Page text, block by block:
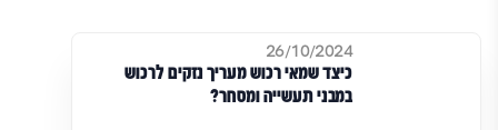
26/10/2024
כיצד שמאי רכוש מעריך נזקים לרכוש
במבני תעשייה ומסחר?